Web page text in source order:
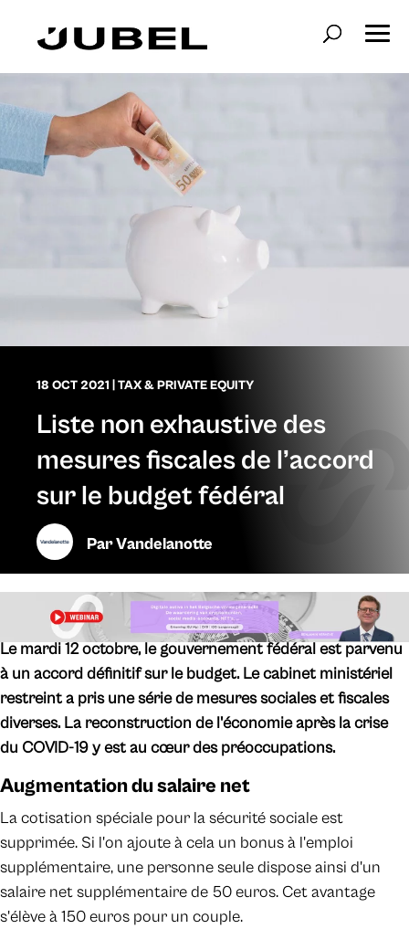
18 OCT 2021 TAX & PRIVATE EQUITY
Liste non exhaustive des
mesures fiscales de l’accord
sur le budget fédéral
ParVandelanotte
Le mardi 12 octobre, le gouvernement fédéral est parvenu
à un accord définitif sur le budget. Le cabinet ministériel
restreint a pris une série de mesures sociales et fiscales
diverses. La reconstruction de l'économie après la crise
du COVID-19 y est au cœur des préoccupations.
Augmentation du salaire net
La cotisation spéciale pour la sécurité sociale est
supprimée. Si l'on ajoute à cela un bonus à l'emploi
supplémentaire, une personne seule dispose ainsi d'un
salaire net supplémentaire de 50 euros. Cet avantage
s'élève à 150 euros pour un couple.